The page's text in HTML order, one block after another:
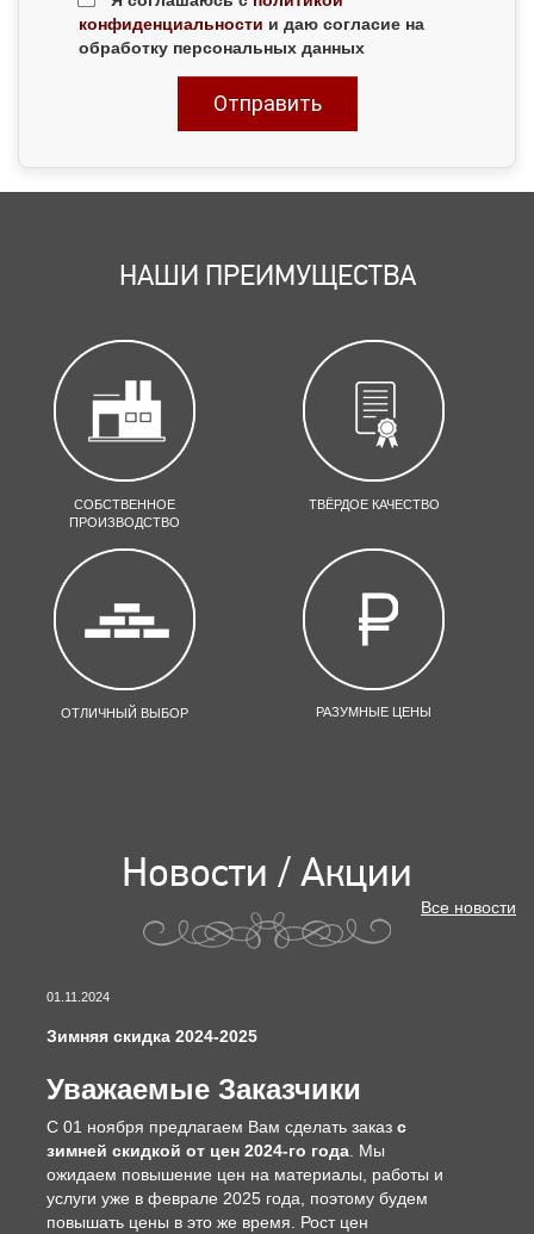
конфиденциальности и даю согласие на
обработку персональных данных
НАШИ ПРЕИМУЩЕСТВА
СОБСТВЕННОЕ
ПРОИЗВОДСТВО
ТВЁРДОЕ КАЧЕСТВО
ОТЛИЧНЫЙ ВЫБОР РАЗУМНЫЕ ЦЕНЫ
Новости / Акции
Все новости
01.11.2024
Зимняя скидка 2024-2025
Уважаемые Заказчики
С 01 ноября предлагаем Вам сделать заказ с
зимней скидкой от цен 2024-го года . Мы
ожидаем повышение цен на материалы, работы и
услуги уже в феврале 2025 года, поэтому будем
повышать цены в это же время. Рост цен